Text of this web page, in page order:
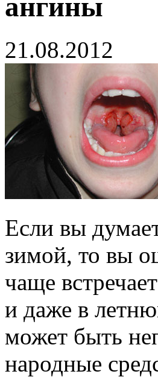
ангины
21.08.2012
Если вы
зимой, то вы
чаще
и даже в
может быть
народные